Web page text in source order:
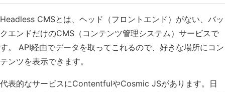
Headless CMSとは、ヘッド（フロントエンド）がない、バッ
クエンドだけのCMS（コンテンツ管理システム）サービスで
す。 API経由でデータを取ってこれるので、好きな場所にコン
テンツを表示できます。
代表的なサービスにContentfulやCosmic JSがあります。日